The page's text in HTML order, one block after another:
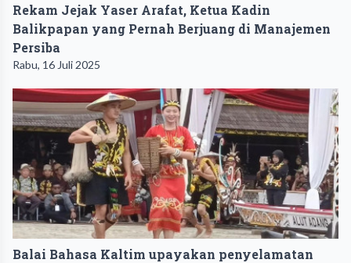
Rekam Jejak Yaser Arafat, Ketua Kadin
Balikpapan yang Pernah Berjuang di Manajemen
Persiba
Rabu, 16 Juli 2025
Balai Bahasa Kaltim upayakan penyelamatan